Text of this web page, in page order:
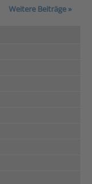
Weitere Beiträge »